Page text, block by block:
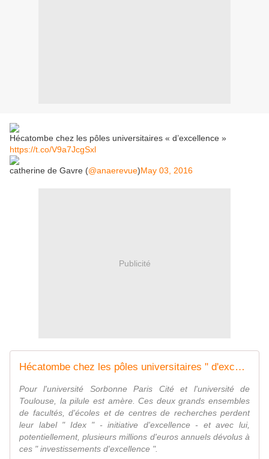
Hécatombe chez les pôles universitaires « d’excellence »
https://t.co/V9a7JcgSxl
catherine de Gavre (@anaerevue)May 03, 2016
Publicité
Hécatombe chez les pôles universitaires " d'excellence "
Pour l'université Sorbonne Paris Cité et l'université de
Toulouse, la pilule est amère. Ces deux grands ensembles
de facultés, d'écoles et de centres de recherches perdent
leur label " Idex " - initiative d'excellence - et avec lui,
potentiellement, plusieurs millions d'euros annuels dévolus à
ces " investissements d'excellence ".